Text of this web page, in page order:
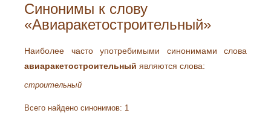
Синонимы к слову
«Авиаракетостроительный»
Наиболее часто употребимыми синонимами слова
авиаракетостроительный являются слова:
строительный
Всего найдено синонимов: 1